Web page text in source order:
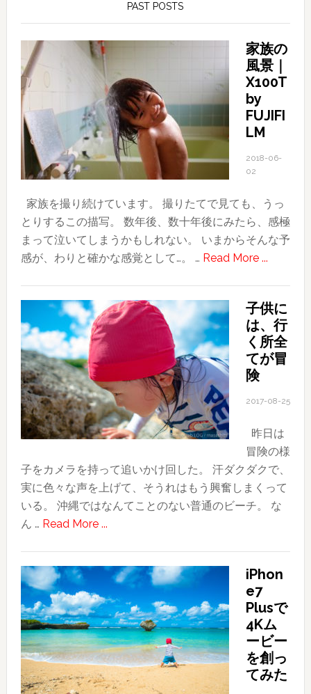
PAST POSTS
家族の
風景｜
X100T
by
FUJIFI
LM
2018-06-
02
家族を撮り続けています。 撮りたてで見ても、うっ
とりするこの描写。 数年後、数十年後にみたら、感極
まって泣いてしまうかもしれない。 いまからそんな予
感が、わりと確かな感覚として…。 … Read More ...about
の
風
景
｜
by
子供に
は、行
く所全
てが冒
険
2017-08-25
昨日は
冒険の様
子をカメラを持って追いかけ回した。 汗ダクダクで、
実に色々な声を上げて、そうれはもう興奮しまくって
いる。 沖縄ではなんてことのない普通のビーチ。 な
ん … Read More ...about
に
は、
行
く
所
全
て
iPhon
e7
Plusで
4Kム
ービー
を創っ
てみた